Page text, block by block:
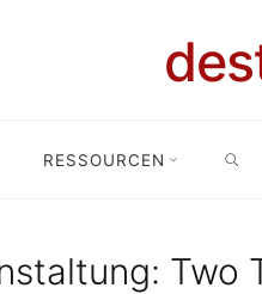
RESSOURCEN
HomeArchive for category
Two